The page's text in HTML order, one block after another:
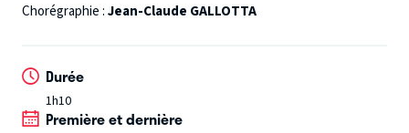
Chorégraphie :Jean-Claude GALLOTTA
Durée
1h10
Première et dernière